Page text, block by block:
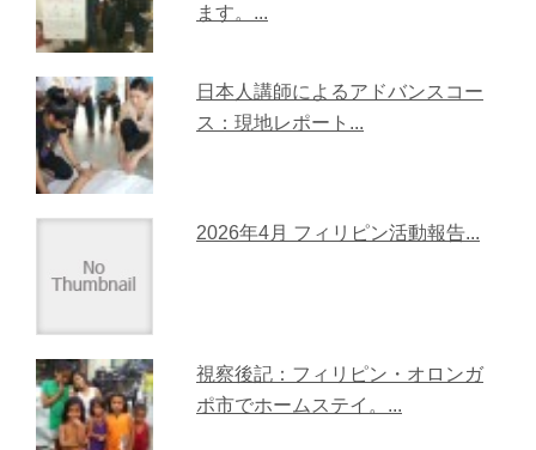
ます。...
日本人講師によるアドバンスコー
ス：現地レポート...
2026年4月 フィリピン活動報告...
視察後記：フィリピン・オロンガ
ポ市でホームステイ。...